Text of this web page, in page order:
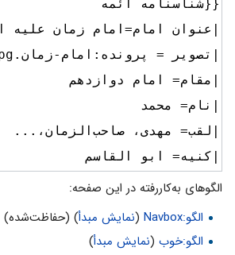
الگوهای به‌کاررفته در این صفحه:
الگو:Navbox
(نمایش مبدأ) (حفاظت‌شده)
الگو:خوب(نمایش مبدأ)